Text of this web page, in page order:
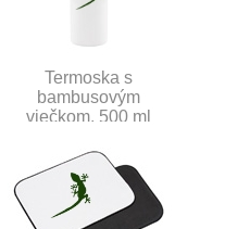
Termoska s
bambusovým
viečkom, 500 ml